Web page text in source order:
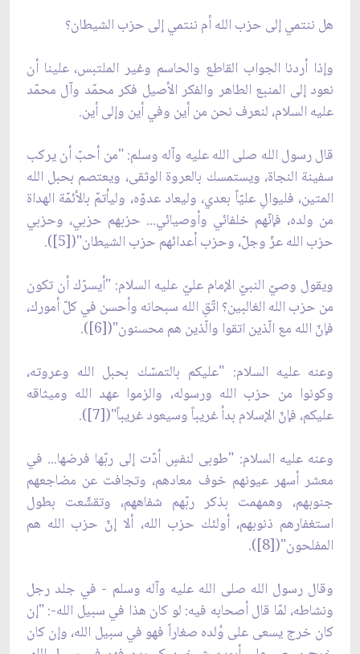
هل ننتمي إلى حزب الله أم ننتمي إلى حزب الشيطان؟
وإذا أردنا الجواب القاطع والحاسم وغير الملتبس، علينا أن
نعود إلى المنبع الطاهر والفكر الأصيل فكر محمّد وآل محمّد
عليه السلام، لنعرف نحن من أين وفي أين وإلى أين.
قال رسول الله صلى الله عليه وآله وسلم: "من أحبّ أن يركب
سفينة النجاة، ويستمسك بالعروة الوثقى، ويعتصم بحبل الله
المتين، فليوالِ عليّاً بعدي، وليعاد عدوّه، وليأتمّ بالأئمّة الهداة
من ولده، فإنّهم خلفائي وأوصيائي... حزبهم حزبي، وحزبي
حزب الله عزّ وجلّ، وحزب أعدائهم حزب الشيطان"([5]).
ويقول وصيّ النبيّ الإمام عليّ عليه السلام: "أيسرّك أن تكون
من حزب الله الغالبين؟ اتّقِ الله سبحانه وأحسن في كلّ أمورك،
فإنّ الله مع الّذين اتقوا والّذين هم محسنون"([6]).
وعنه عليه السلام: "عليكم بالتمسّك بحبل الله وعروته،
وكونوا من حزب الله ورسوله، والزموا عهد الله وميثاقه
عليكم، فإنّ الإسلام بدأ غريباً وسيعود غريباً"([7]).
وعنه عليه السلام: "طوبى لنفسٍ أدّت إلى ربّها فرضها... في
معشر أسهر عيونهم خوف معادهم، وتجافت عن مضاجعهم
جنوبهم، وهمهمت بذكر ربّهم شفاههم، وتقشّعت بطول
استغفارهم ذنوبهم، أولئك حزب الله، ألا إنّ حزب الله هم
المفلحون"([8]).
وقال رسول الله صلى الله عليه وآله وسلم - في جلد رجل
ونشاطه، لمّا قال أصحابه فيه: لو كان هذا في سبيل الله-: "إن
كان خرج يسعى على وُلده صغاراً فهو في سبيل الله، وإن كان